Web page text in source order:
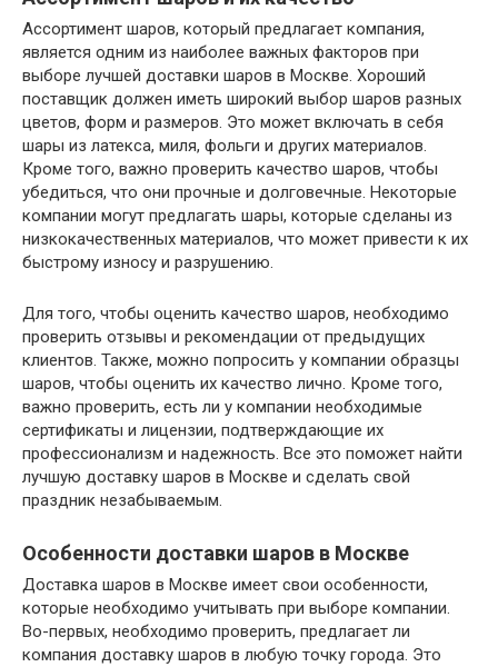
Ассортимент шаров, который предлагает компания,
является одним из наиболее важных факторов при
выборе лучшей доставки шаров в Москве. Хороший
поставщик должен иметь широкий выбор шаров разных
цветов, форм и размеров. Это может включать в себя
шары из латекса, миля, фольги и других материалов.
Кроме того, важно проверить качество шаров, чтобы
убедиться, что они прочные и долговечные. Некоторые
компании могут предлагать шары, которые сделаны из
низкокачественных материалов, что может привести к их
быстрому износу и разрушению.
Для того, чтобы оценить качество шаров, необходимо
проверить отзывы и рекомендации от предыдущих
клиентов. Также, можно попросить у компании образцы
шаров, чтобы оценить их качество лично. Кроме того,
важно проверить, есть ли у компании необходимые
сертификаты и лицензии, подтверждающие их
профессионализм и надежность. Все это поможет найти
лучшую доставку шаров в Москве и сделать свой
праздник незабываемым.
Особенности доставки шаров в Москве
Доставка шаров в Москве имеет свои особенности,
которые необходимо учитывать при выборе компании.
Во-первых, необходимо проверить, предлагает ли
компания доставку шаров в любую точку города. Это